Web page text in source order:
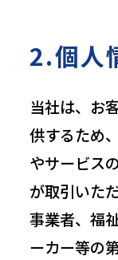
2.個人
当社は、お
供するため
やサービス
が取引いた
事業者、福
ーカー等の